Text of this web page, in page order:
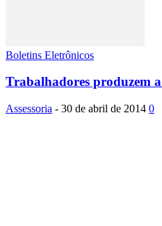
Boletins Eletrônicos
Trabalhadores produzem
Assessoria - 30 de abril de 2014 0